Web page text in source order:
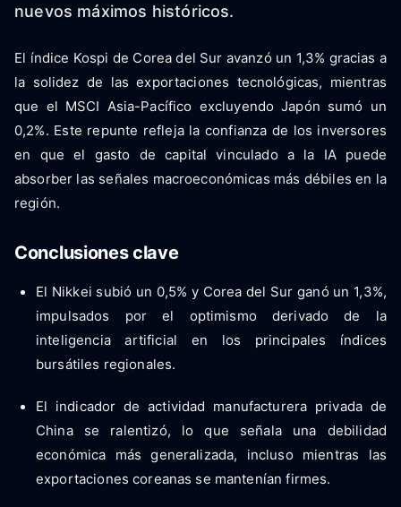
nuevos máximos históricos.
El índice Kospi de Corea del Sur avanzó un 1,3% gracias a
la solidez de las exportaciones tecnológicas, mientras
que el MSCI Asia-Pacífico excluyendo Japón sumó un
0,2%. Este repunte refleja la confianza de los inversores
en que el gasto de capital vinculado a la IA puede
absorber las señales macroeconómicas más débiles en la
región.
Conclusiones clave
El Nikkei subió un 0,5% y Corea del Sur ganó un 1,3%,
impulsados ​​por el optimismo derivado de la
inteligencia artificial en los principales índices
bursátiles regionales.
El indicador de actividad manufacturera privada de
China se ralentizó, lo que señala una debilidad
económica más generalizada, incluso mientras las
exportaciones coreanas se mantenían firmes.